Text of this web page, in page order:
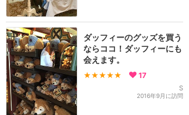
ダッフィーのグッズを買う
ならココ！ダッフィーにも
会えます。
★★★★★ 17
S
2016年9月に訪問